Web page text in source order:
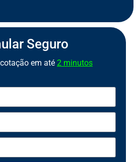
Seguro
em até 2 minutos